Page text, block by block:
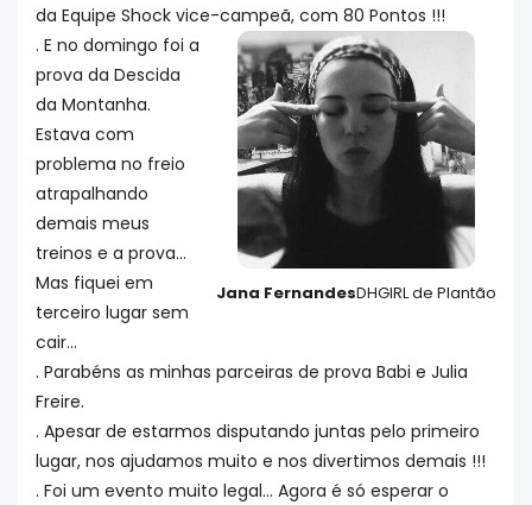
da Equipe Shock vice-campeã, com 80 Pontos !!!
Jana FernandesDHGIRL de Plantão
. E no domingo foi a
prova da Descida
da Montanha.
Estava com
problema no freio
atrapalhando
demais meus
treinos e a prova...
Mas fiquei em
terceiro lugar sem
cair...
. Parabéns as minhas parceiras de prova Babi e Julia
Freire.
. Apesar de estarmos disputando juntas pelo primeiro
lugar, nos ajudamos muito e nos divertimos demais !!!
. Foi um evento muito legal... Agora é só esperar o